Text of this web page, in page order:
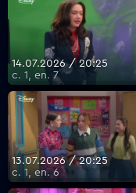
14.07.2026 / 20:25
с. 1, еп. 7
13.07.2026 / 20:25
с. 1, еп. 6